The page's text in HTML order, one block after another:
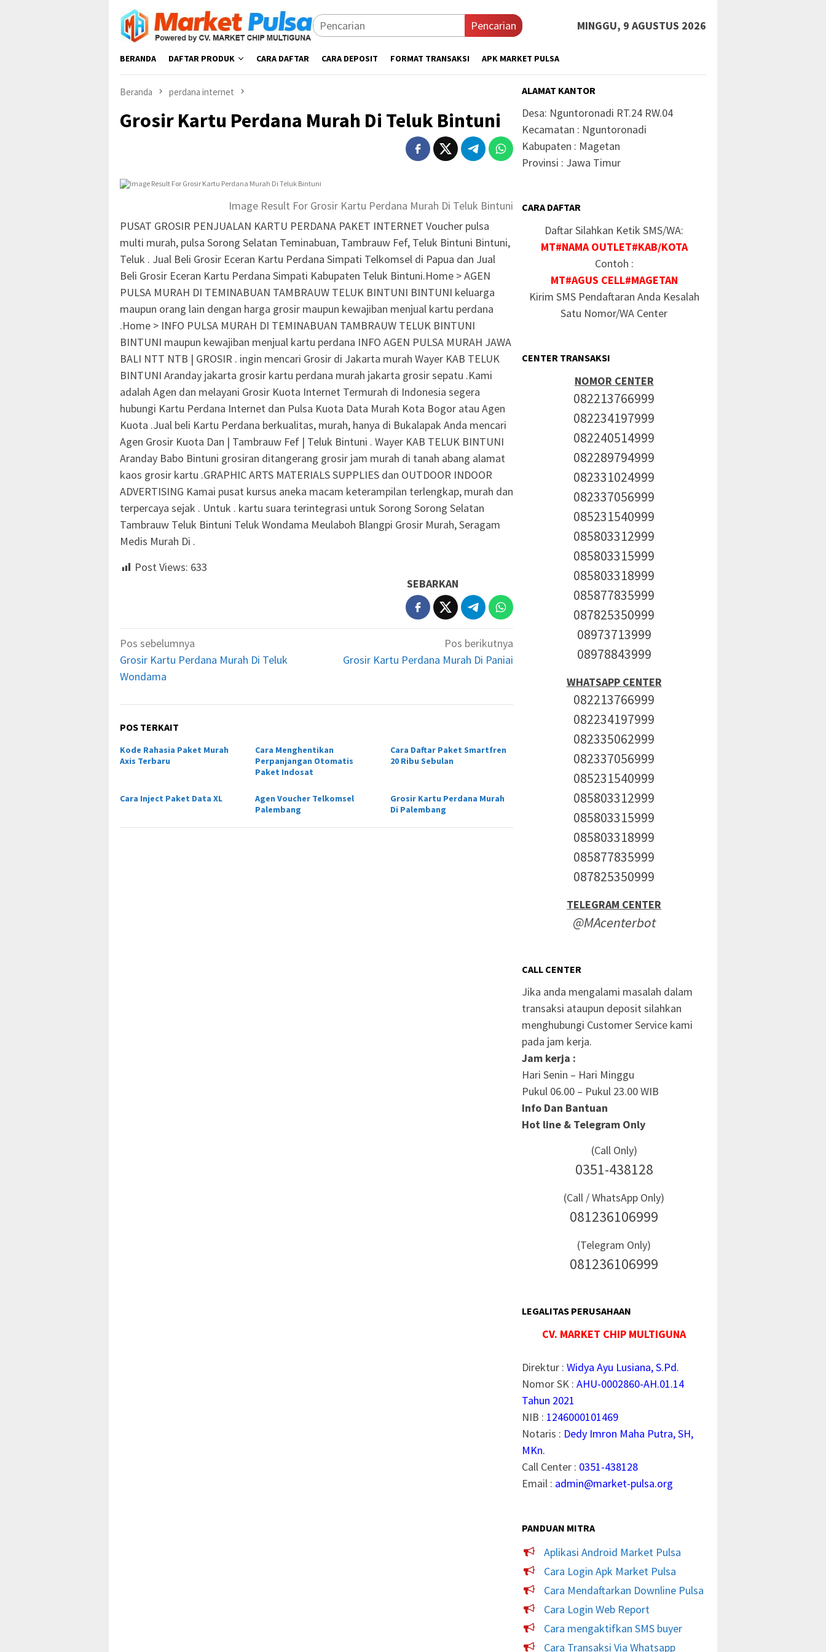
Loncat
konten
Pencarian MINGGU, 9 AGUSTUS 2026
BERANDA DAFTAR PRODUK CARA DAFTAR CARA DEPOSIT FORMAT TRANSAKSI APK MARKET PULSA
Beranda perdana internet
Grosir Kartu Perdana Murah Di Teluk Bintuni
Image Result For Grosir Kartu Perdana Murah Di Teluk Bintuni
PUSAT GROSIR PENJUALAN KARTU PERDANA PAKET INTERNET Voucher pulsa
multi murah, pulsa Sorong Selatan Teminabuan, Tambrauw Fef, Teluk Bintuni Bintuni,
Teluk . Jual Beli Grosir Eceran Kartu Perdana Simpati Telkomsel di Papua dan Jual
Beli Grosir Eceran Kartu Perdana Simpati Kabupaten Teluk Bintuni.Home > AGEN
PULSA MURAH DI TEMINABUAN TAMBRAUW TELUK BINTUNI BINTUNI keluarga
maupun orang lain dengan harga grosir maupun kewajiban menjual kartu perdana
.Home > INFO PULSA MURAH DI TEMINABUAN TAMBRAUW TELUK BINTUNI
BINTUNI maupun kewajiban menjual kartu perdana INFO AGEN PULSA MURAH JAWA
BALI NTT NTB | GROSIR . ingin mencari Grosir di Jakarta murah Wayer KAB TELUK
BINTUNI Aranday jakarta grosir kartu perdana murah jakarta grosir sepatu .Kami
adalah Agen dan melayani Grosir Kuota Internet Termurah di Indonesia segera
hubungi Kartu Perdana Internet dan Pulsa Kuota Data Murah Kota Bogor atau Agen
Kuota .Jual beli Kartu Perdana berkualitas, murah, hanya di Bukalapak Anda mencari
Agen Grosir Kuota Dan | Tambrauw Fef | Teluk Bintuni . Wayer KAB TELUK BINTUNI
Aranday Babo Bintuni grosiran ditangerang grosir jam murah di tanah abang alamat
kaos grosir kartu .GRAPHIC ARTS MATERIALS SUPPLIES dan OUTDOOR INDOOR
ADVERTISING Kamai pusat kursus aneka macam keterampilan terlengkap, murah dan
terpercaya sejak . Untuk . kartu suara terintegrasi untuk Sorong Sorong Selatan
Tambrauw Teluk Bintuni Teluk Wondama Meulaboh Blangpi Grosir Murah, Seragam
Medis Murah Di .
Post Views: 633
SEBARKAN
Navigasi
pos
Pos sebelumnya
Grosir Kartu Perdana Murah Di Teluk
Wondama
Pos berikutnya
Grosir Kartu Perdana Murah Di Paniai
POS TERKAIT
Kode Rahasia Paket Murah
Axis Terbaru
Cara Menghentikan
Perpanjangan Otomatis
Paket Indosat
Cara Daftar Paket Smartfren
20 Ribu Sebulan
Cara Inject Paket Data XL
Agen Voucher Telkomsel
Palembang
Grosir Kartu Perdana Murah
Di Palembang
ALAMAT KANTOR
Desa: Nguntoronadi RT.24 RW.04
Kecamatan : Nguntoronadi
Kabupaten : Magetan
Provinsi : Jawa Timur
CARA DAFTAR
Daftar Silahkan Ketik SMS/WA:
MT#NAMA OUTLET#KAB/KOTA
Contoh :
MT#AGUS CELL#MAGETAN
Kirim SMS Pendaftaran Anda Kesalah
Satu Nomor/WA Center
CENTER TRANSAKSI
NOMOR CENTER
082213766999
082234197999
082240514999
082289794999
082331024999
082337056999
085231540999
085803312999
085803315999
085803318999
085877835999
087825350999
08973713999
08978843999
WHATSAPP CENTER
082213766999
082234197999
082335062999
082337056999
085231540999
085803312999
085803315999
085803318999
085877835999
087825350999
TELEGRAM CENTER
@MAcenterbot
CALL CENTER
Jika anda mengalami masalah dalam
transaksi ataupun deposit silahkan
menghubungi Customer Service kami
pada jam kerja.
Jam kerja :
Hari Senin – Hari Minggu
Pukul 06.00 – Pukul 23.00 WIB
Info Dan Bantuan
Hot line & Telegram Only
(Call Only)
0351-438128
(Call / WhatsApp Only)
081236106999
(Telegram Only)
081236106999
LEGALITAS PERUSAHAAN
CV. MARKET CHIP MULTIGUNA
Direktur :Widya Ayu Lusiana, S.Pd.
Nomor SK :AHU-0002860-AH.01.14
Tahun 2021
NIB : 1246000101469
Notaris : Dedy Imron Maha Putra, SH,
MKn.
Call Center : 0351-438128
Email : admin@market-pulsa.org
PANDUAN MITRA
Aplikasi Android Market Pulsa
Cara Login Apk Market Pulsa
Cara Mendaftarkan Downline Pulsa
Cara Login Web Report
Cara mengaktifkan SMS buyer
Cara Transaksi Via Whatsapp